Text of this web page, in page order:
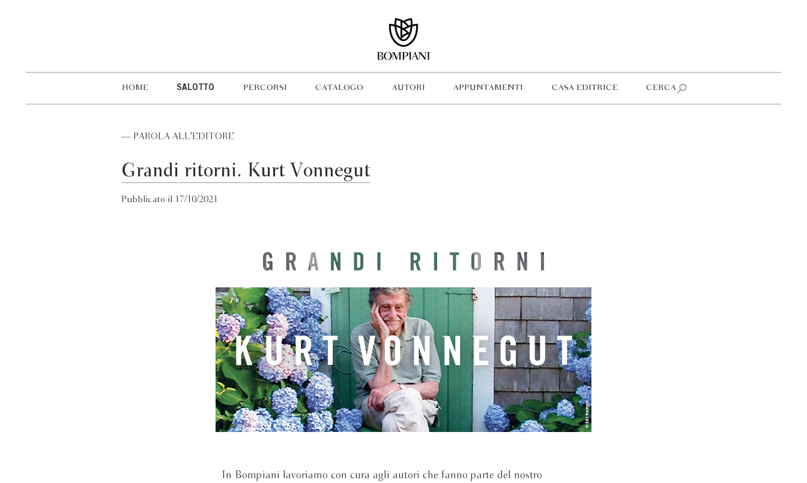
HOME SALOTTO PERCORSI CATALOGO AUTORI APPUNTAMENTI CASA EDITRICE CERCA
— PAROLA ALL'EDITORE
Grandi ritorni. Kurt Vonnegut
Pubblicato il 17/10/2021
In Bompiani lavoriamo con cura agli autori che fanno parte del nostro